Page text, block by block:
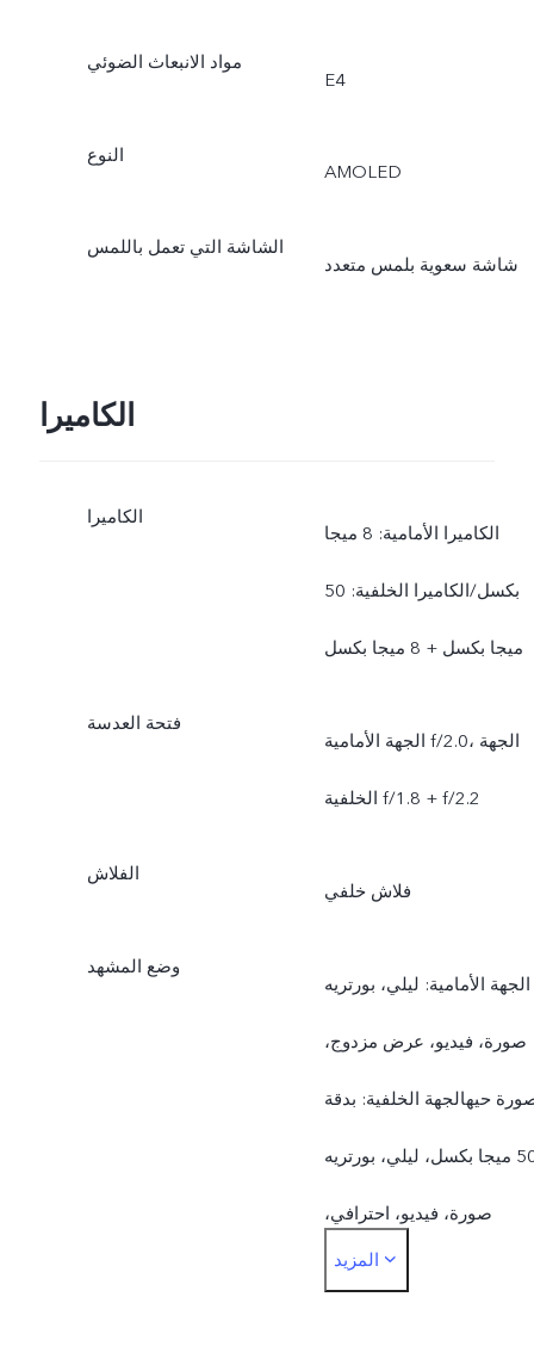
مواد الانبعاث الضوئي
E4
النوع
AMOLED
الشاشة التي تعمل باللمس
شاشة سعوية بلمس متعدد
الكاميرا
الكاميرا
الكاميرا الأمامية: 8 ميجا
بكسل/الكاميرا الخلفية: 50
ميجا بكسل + 8 ميجا بكسل
فتحة العدسة
الجهة الأمامية f/2.0، الجهة
الخلفية f/1.8 + f/2.2
الفلاش
فلاش خلفي
وضع المشهد
الجهة الأمامية: ليلي، بورتريه
صورة، فيديو، عرض مزدوج،
حيهالجهة الخلفية: بدقة
50 ميجا بكسل، ليلي، بورتريه
صورة، فيديو، احترافي،
بانوراما، صورة حية، الحركة
المزيد